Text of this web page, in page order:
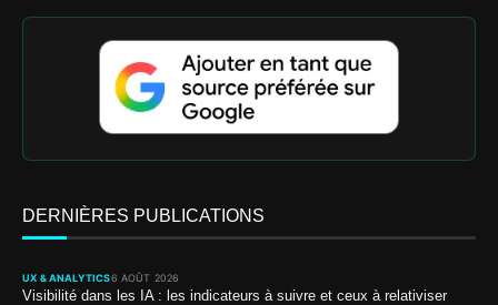
DERNIÈRES PUBLICATIONS
UX & ANALYTICS6 AOÛT 2026
Visibilité dans les IA : les indicateurs à suivre et ceux à relativiser